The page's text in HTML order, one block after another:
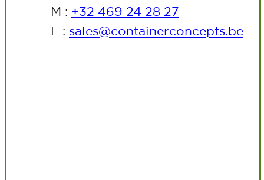
M : +32 469 24 28 27
E : sales@containerconcepts.be